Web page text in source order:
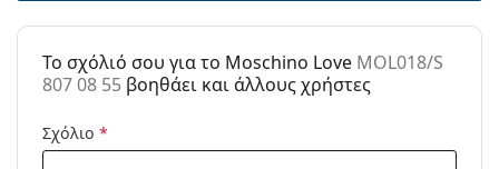
Χρήση:
Μόδα
Προϊόντος /
MOL018/S 807 08 55
To σχόλιό σου για το Moschino Love MOL018/S
807 08 55 βοηθάει και άλλους χρήστες
Σχόλιο *